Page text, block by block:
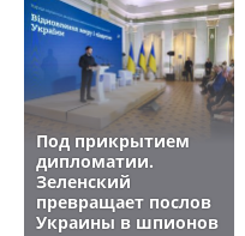
Под прикрытием
дипломатии.
Зеленский
превращает послов
Украины в шпионов